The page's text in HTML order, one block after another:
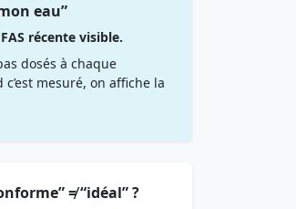
eau”
récente visible.
dosés à chaque
mesuré, on affiche la
≠ “idéal” ?